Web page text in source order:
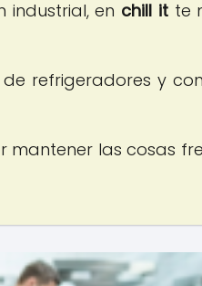
en chill itte
refrigeradores y
mantener las cosas